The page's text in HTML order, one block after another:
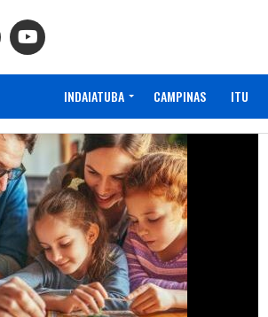
INDAIATUBA CAMPINAS ITU